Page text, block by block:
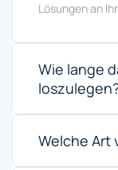
Lösungen an
Wie lange
Welche Art